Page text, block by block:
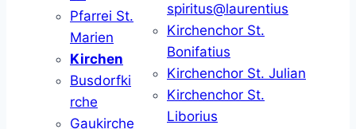
Pfarrei St.
Marien
Kirchen
Busdorfki
rche
Gaukirche
spiritus@laurentius
Kirchenchor St.
Bonifatius
Kirchenchor St. Julian
Kirchenchor St.
Liborius